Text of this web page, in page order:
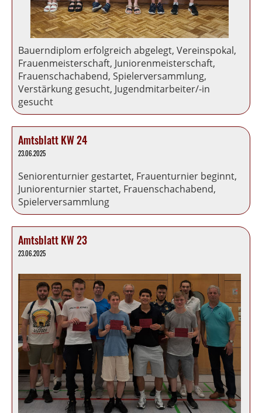
Bauerndiplom erfolgreich abgelegt, Vereinspokal,
Frauenmeisterschaft, Juniorenmeisterschaft,
Frauenschachabend, Spielerversammlung,
Verstärkung gesucht, Jugendmitarbeiter/-in
gesucht
Amtsblatt KW 24
23.06.2025
Seniorenturnier gestartet, Frauenturnier beginnt,
Juniorenturnier startet, Frauenschachabend,
Spielerversammlung
Amtsblatt KW 23
23.06.2025